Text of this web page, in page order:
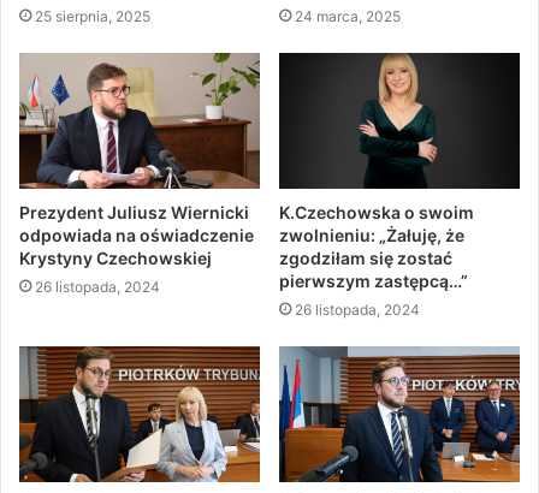
25 sierpnia, 2025 24 marca, 2025
Prezydent Juliusz Wiernicki
odpowiada na oświadczenie
Krystyny Czechowskiej
26 listopada, 2024
K.Czechowska o swoim
zwolnieniu: „Żałuję, że
zgodziłam się zostać
pierwszym zastępcą…”
26 listopada, 2024